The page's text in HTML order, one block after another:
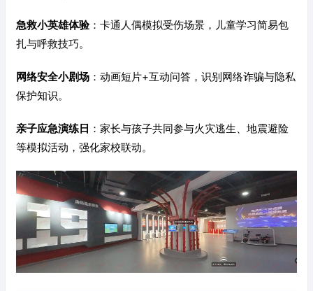
急救小英雄体验：卡通人偶模拟受伤场景，儿童学习简易包
扎与呼救技巧。
网络安全小剧场 ：动画短片+互动问答，识别网络诈骗与隐私
保护知识。
亲子应急演练日 ：家长与孩子共同参与火灾逃生、地震避险
等模拟活动，强化家校联动。